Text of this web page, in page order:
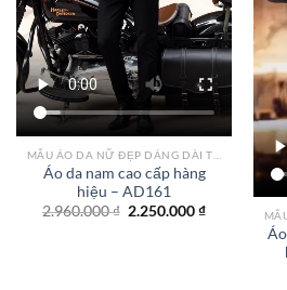
Áo da nam cao cấp hàng
hiệu – AD161
2.960.000₫ Giá
2.250.000₫Giá